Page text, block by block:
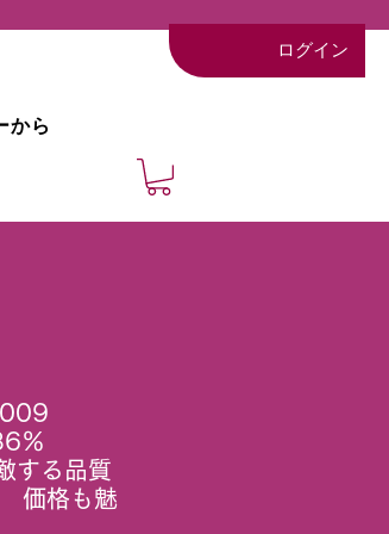
ログイン
から
％
する品質
価格も魅